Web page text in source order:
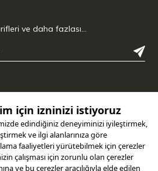
ve daha fazlası…